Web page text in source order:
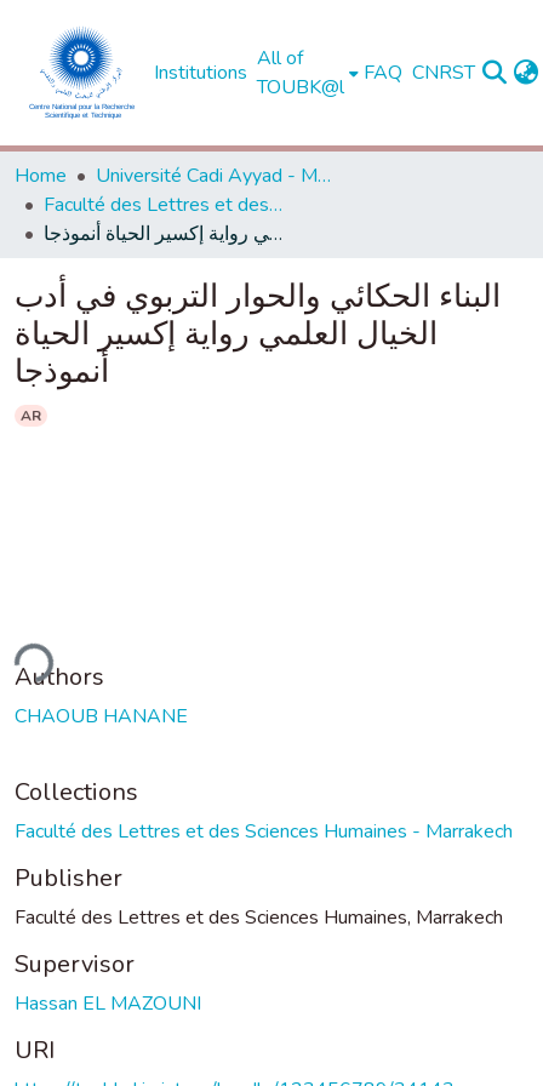
Institutions
All of
TOUBK@l
FAQ CNRST
Home
Université Cadi Ayyad - Marrakech
Faculté des Lettres et des Sciences Humaines - Marrakech
البناء الحكائي والحوار التربوي في أدب الخيال العلمي رواية إكسير الحياة أنموذجا
البناء الحكائي والحوار التربوي في أدب
الخيال العلمي رواية إكسير الحياة
أنموذجا
AR
Authors
CHAOUB HANANE
Collections
Faculté des Lettres et des Sciences Humaines - Marrakech
Publisher
Faculté des Lettres et des Sciences Humaines, Marrakech
Supervisor
Hassan EL MAZOUNI
URI